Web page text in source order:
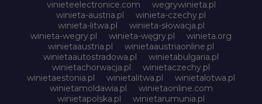
vinieteelectronice.com
wegrywinieta.pl
winieta-austria.pl
winieta-czechy.pl
winieta-litwa.pl
winieta-słowacja.pl
winieta-wegry.pl
winieta-węgry.pl
winieta.org
winietaaustria.pl
winietaaustriaonline.pl
winietaautostradowa.pl
winietabulgaria.pl
winietachorwacja.pl
winietaczechy.pl
winietaestonia.pl
winietalitwa.pl
winietalotwa.pl
winietamoldawia.pl
winietaonline.com
winietapolska.pl
winietarumunia.pl